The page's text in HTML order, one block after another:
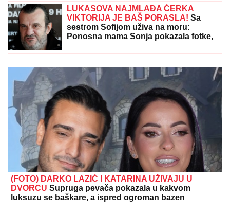
joj pomognu - Prija i nova snajka
đuskale, a evo šta je Viktor radio cele
noći
(FOTO, VIDEO) OVO JE ZORAN OSUMNJIČEN ZA
UBISTVO SVOJE MAJKE NA NOVOM BEOGRADU!
Policija ga izvela bosog, KRVAVIH nogu sa lisicama
na rukama, ušao u kola Hitne pomoći
LUKASOVA NAJMLAĐA ĆERKA
VIKTORIJA JE BAŠ PORASLA!
sestrom Sofijom uživa na moru: